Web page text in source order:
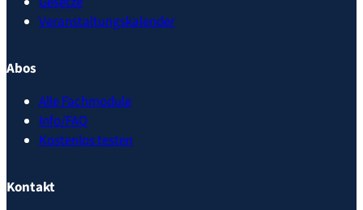
Veranstaltungskalender
Abos
Alle Fachmodule
Info/FAQ
Kostenlos testen
Kontakt